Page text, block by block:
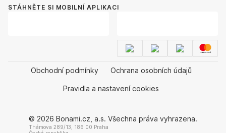
STÁHNĚTE SI MOBILNÍ APLIKACI
Obchodní podmínky Ochrana osobních údajů
Pravidla a nastavení cookies
© 2026 Bonami.cz, a.s. Všechna práva vyhrazena.
Thámova 289/13, 186 00 Praha